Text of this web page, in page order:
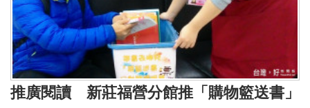
推廣閱讀 新莊福營分館推「購物籃送書」